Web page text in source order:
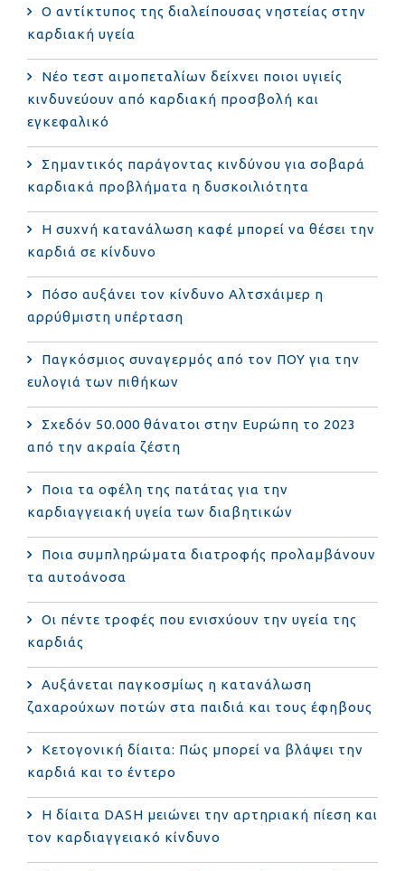
Ο αντίκτυπος της διαλείπουσας νηστείας στην
καρδιακή υγεία
Νέο τεστ αιμοπεταλίων δείχνει ποιοι υγιείς
κινδυνεύουν από καρδιακή προσβολή και
εγκεφαλικό
Σημαντικός παράγοντας κινδύνου για σοβαρά
καρδιακά προβλήματα η δυσκοιλιότητα
Η συχνή κατανάλωση καφέ μπορεί να θέσει την
καρδιά σε κίνδυνο
Πόσο αυξάνει τον κίνδυνο Αλτσχάιμερ η
αρρύθμιστη υπέρταση
Παγκόσμιος συναγερμός από τον ΠΟΥ για την
ευλογιά των πιθήκων
Σχεδόν 50.000 θάνατοι στην Ευρώπη το 2023
από την ακραία ζέστη
Ποια τα οφέλη της πατάτας για την
καρδιαγγειακή υγεία των διαβητικών
Ποια συμπληρώματα διατροφής προλαμβάνουν
τα αυτοάνοσα
Οι πέντε τροφές που ενισχύουν την υγεία της
καρδιάς
Αυξάνεται παγκοσμίως η κατανάλωση
ζαχαρούχων ποτών στα παιδιά και τους έφηβους
Κετογονική δίαιτα: Πώς μπορεί να βλάψει την
καρδιά και το έντερο
Η δίαιτα DASH μειώνει την αρτηριακή πίεση και
τον καρδιαγγειακό κίνδυνο